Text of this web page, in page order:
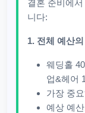
결혼 준비에
니다:
1. 전체 예산
웨딩홀
업&헤어
가장 중
예상 예